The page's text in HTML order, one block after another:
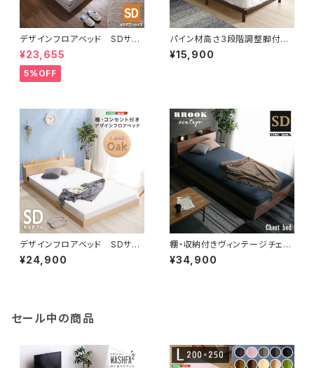
デザインフロアベッド SDサイ
ズ 【Rite-リテ-】
¥23,655
5%OFF
パイン材高さ3段階調整脚付き
すのこベッド（セミダブル） LP
S-01SD
¥15,900
デザインフロアベッド SDサイ
ズ 【Lani-ラニ-】 MOD-SD
-OAK
¥24,900
棚・収納付きヴィンテージチェス
トベッド セミダブル【BROOK】
BRSTL-SD
¥34,900
セール中の商品